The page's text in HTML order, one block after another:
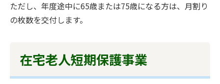
ただし、年度途中に65歳または75歳になる方は、月割り
の枚数を交付します。
在宅老人短期保護事業